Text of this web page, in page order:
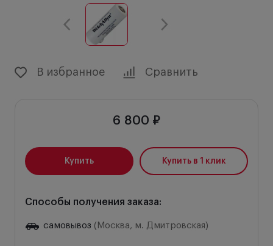
В избранное Сравнить
6 800 ₽
Купить Купить в 1 клик
Способы получения заказа:
самовывоз (Москва, м. Дмитровская)